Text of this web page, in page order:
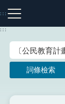
到
主
:::
注音索引圖示
:::
詞條檢索